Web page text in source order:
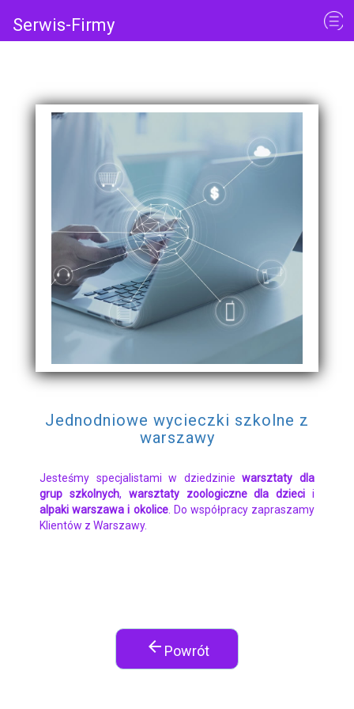
Serwis-Firmy
Jednodniowe wycieczki szkolne z
warszawy
Jesteśmy specjalistami w dziedziniewarsztaty dla
grup szkolnych, warsztaty zoologiczne dla dzieci i
alpaki warszawa i okolice. Do współpracy zapraszamy
Klientów z Warszawy.
arrow_back Powrót